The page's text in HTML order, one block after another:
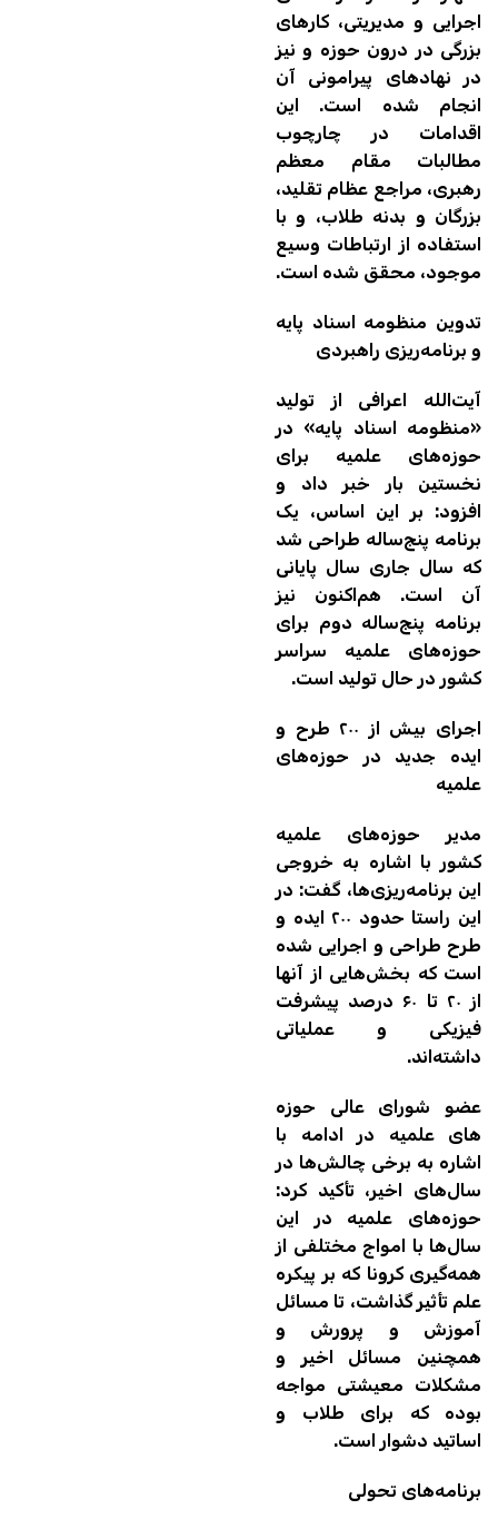
اجرایی و مدیریتی، کارهای
بزرگی در درون حوزه و نیز
در نهادهای پیرامونی آن
انجام شده است. این
اقدامات در چارچوب
مطالبات مقام معظم
رهبری، مراجع عظام تقلید،
بزرگان و بدنه طلاب، و با
استفاده از ارتباطات وسیع
موجود، محقق شده است.
تدوین منظومه اسناد پایه
و برنامه‌ریزی راهبردی
آیت‌الله اعرافی از تولید
«منظومه اسناد پایه» در
حوزه‌های علمیه برای
نخستین بار خبر داد و
افزود: بر این اساس، یک
برنامه پنج‌ساله طراحی شد
که سال جاری سال پایانی
آن است. هم‌اکنون نیز
برنامه پنج‌ساله دوم برای
حوزه‌های علمیه سراسر
کشور در حال تولید است.
اجرای بیش از ۲۰۰ طرح و
ایده جدید در حوزه‌های
علمیه
مدیر حوزه‌های علمیه
کشور با اشاره به خروجی
این برنامه‌ریزی‌ها، گفت: در
این راستا حدود ۲۰۰ ایده و
طرح طراحی و اجرایی شده
است که بخش‌هایی از آنها
از ۲۰ تا ۶۰ درصد پیشرفت
فیزیکی و عملیاتی
داشته‌اند.
عضو شورای عالی حوزه
های علمیه در ادامه با
اشاره به برخی چالش‌ها در
سال‌های اخیر، تأکید کرد:
حوزه‌های علمیه در این
سال‌ها با امواج مختلفی از
همه‌گیری کرونا که بر پیکره
علم تأثیر گذاشت، تا مسائل
آموزش و پرورش و
همچنین مسائل اخیر و
مشکلات معیشتی مواجه
بوده که برای طلاب و
اساتید دشوار است.
برنامه‌های تحولی